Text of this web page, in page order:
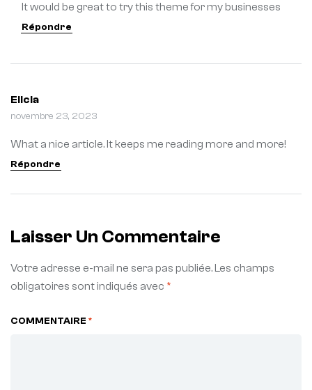
It would be great to try this theme for my businesses
Répondre
Elicia
novembre 23, 2023
What a nice article. It keeps me reading more and more!
Répondre
Laisser Un Commentaire
Votre adresse e-mail ne sera pas publiée.Les champs
obligatoires sont indiqués avec *
COMMENTAIRE *